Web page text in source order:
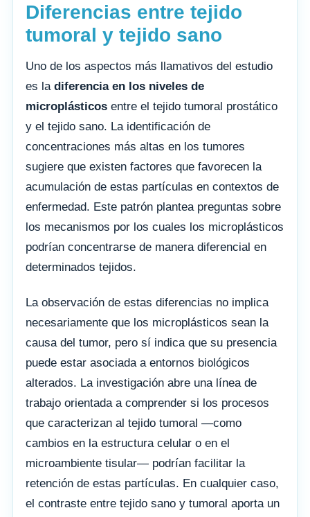
Diferencias entre tejido
tumoral y tejido sano
Uno de los aspectos más llamativos del estudio
es la diferencia en los niveles de
microplásticos entre el tejido tumoral prostático
y el tejido sano. La identificación de
concentraciones más altas en los tumores
sugiere que existen factores que favorecen la
acumulación de estas partículas en contextos de
enfermedad. Este patrón plantea preguntas sobre
los mecanismos por los cuales los microplásticos
podrían concentrarse de manera diferencial en
determinados tejidos.
La observación de estas diferencias no implica
necesariamente que los microplásticos sean la
causa del tumor, pero sí indica que su presencia
puede estar asociada a entornos biológicos
alterados. La investigación abre una línea de
trabajo orientada a comprender si los procesos
que caracterizan al tejido tumoral —como
cambios en la estructura celular o en el
microambiente tisular— podrían facilitar la
retención de estas partículas. En cualquier caso,
el contraste entre tejido sano y tumoral aporta un